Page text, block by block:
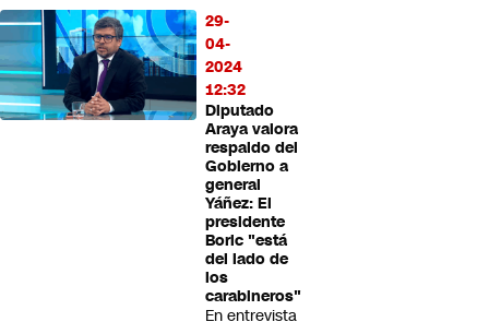
29-
04-
2024
12:32
Diputado
Araya valora
respaldo del
Gobierno a
general
Yáñez: El
presidente
Boric "está
del lado de
los
carabineros"
En entrevista